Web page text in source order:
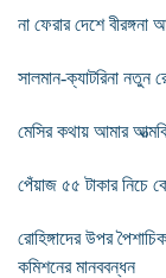
না ফেরার দেশে
সালমান-ক্যাটরিনা নতুন
মেসির কথায় আমার
পেঁয়াজ ৫৫ টাকার নিচে
রোহিঙ্গাদের উপর
কমিশনের মানববন্ধন